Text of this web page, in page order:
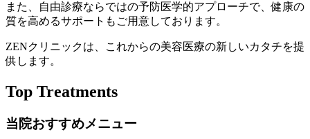
また、自由診療ならではの予防医学的アプローチで、健康の
質を高めるサポートもご用意しております。
ZENクリニックは、これからの美容医療の新しいカタチを提
供します。
Top Treatments
当院おすすめメニュー